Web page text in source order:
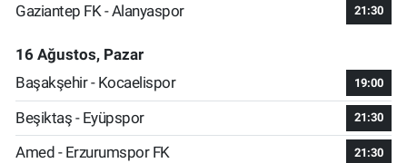
Gaziantep FK - Alanyaspor 21:30
16 Ağustos, Pazar
Başakşehir - Kocaelispor
19:00
Beşiktaş - Eyüpspor 21:30
Amed - Erzurumspor FK 21:30